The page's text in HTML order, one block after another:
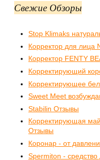
Свежие Обзоры
Stop Klimaks
Корректор для лица
Корректор FENTY
Корректирующий
Корректирующее
Sweet Meet
Stabilin Отзывы
Корректирующая
Отзывы
Коронар - от
Spermiton -